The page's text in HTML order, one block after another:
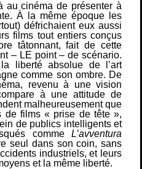
au cinéma de présenter à
À la même époque les
défrichaient eux aussi
films tout entiers conçus
tâtonnant, fait de cette
– LE point – de scénario.
liberté absolue de l’art
comme son ombre. De
revenu à une vision
à une attitude de
malheureusement que
de films« prise de tête»,
de publics intelligents et
commeL’avventura
seul dans son coin, sans
industriels, et leurs
et la même liberté.